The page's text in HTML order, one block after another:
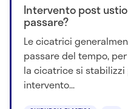
Intervento post
passare?
Le cicatrici
passare del tempo,
la cicatrice si
intervento...